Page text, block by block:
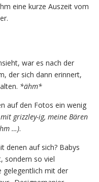
eine kurze Auszeit vom
war es nach der
der sich dann erinnert,
*ähm*
auf den Fotos ein wenig
grizzley-ig, meine Bären
…).
denen auf sich? Babys
sondern so viel
gelegentlich mit der